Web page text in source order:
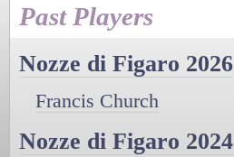
Past Players
Nozze di Figaro 2026
Francis Church
Nozze di Figaro 2024